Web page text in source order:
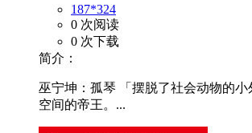
187*324
0 次阅读
0 次下载
简介：
巫宁坤：孤琴 「摆脱了社会动物的
空间的帝王。...